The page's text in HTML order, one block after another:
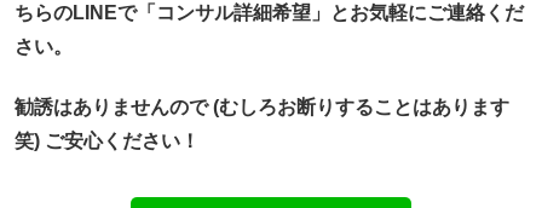
ちらのLINEで「コンサル詳細希望」
とお気軽にご連絡くだ
さい。
勧誘はありませんので (むしろお断りすることはあります
笑) ご安心ください！